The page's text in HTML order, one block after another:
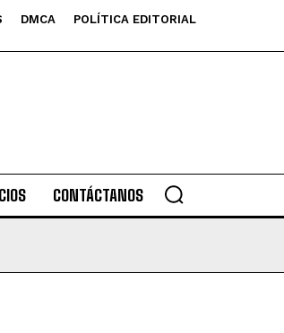
DMCA
POLÍTICA EDITORIAL
CONTÁCTANOS